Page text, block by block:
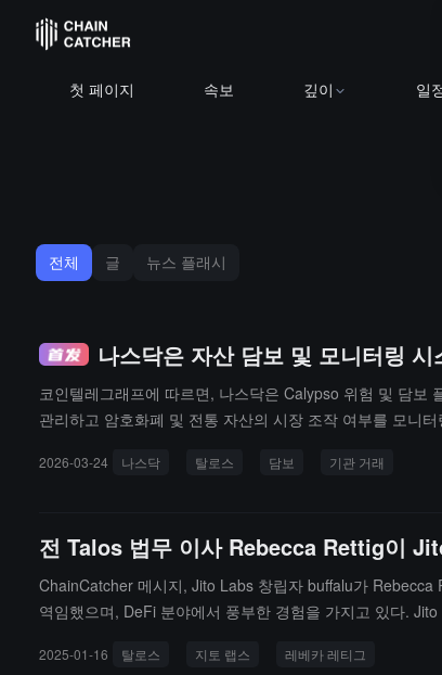
첫 페이지 속보 깊이 일
전체 글 뉴스 플래시
나스닥은 자산 담보 및 모니터링
코인텔레그래프에 따르면, 나스닥은 Calypso 위험 및 담보
관리하고 암호화폐 및 전통 자산의 시장 조작 여부를 모니
2026-03-24 나스닥 탈로스 담보 기관 거래
전 Talos 법무 이사 Rebecca Rettig이
ChainCatcher 메시지, Jito Labs 창립자 buffalu가
역임했으며, DeFi 분야에서 풍부한 경험을 가지고 있다.
2025-01-16 탈로스 지토 랩스 레베카 레티그